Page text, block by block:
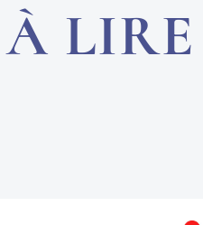
À